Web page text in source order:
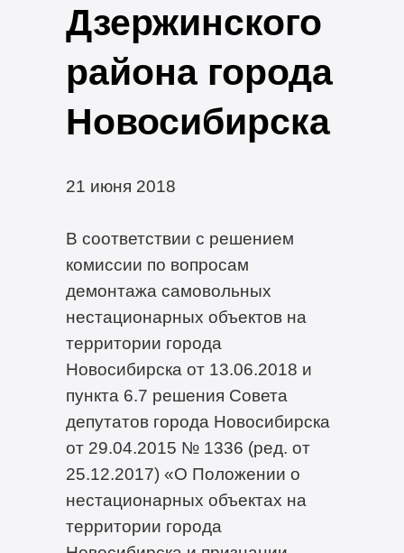
Дзержинского
района города
Новосибирска
21 июня 2018
В соответствии с решением
комиссии по вопросам
демонтажа самовольных
нестационарных объектов на
территории города
Новосибирска от 13.06.2018 и
пункта 6.7 решения Совета
депутатов города Новосибирска
от 29.04.2015 № 1336 (ред. от
25.12.2017) «О Положении о
нестационарных объектах на
территории города